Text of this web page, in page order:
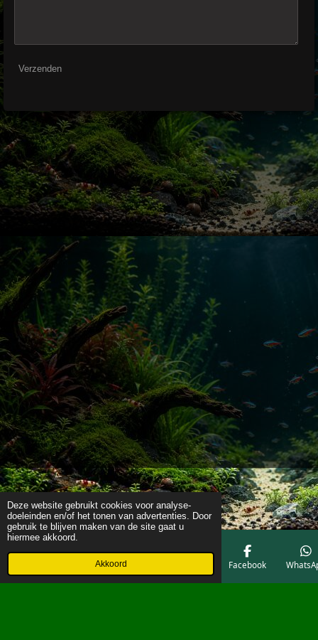
Deze website gebruikt cookies voor analyse-
doeleinden en/of het tonen van advertenties. Door
gebruik te blijven maken van de site gaat u
hiermee akkoord.
Akkoord
Verzenden
Telefoonnummer Facebook